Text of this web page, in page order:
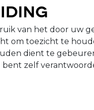
van het door uw
om toezicht te
dient te
bent zelf